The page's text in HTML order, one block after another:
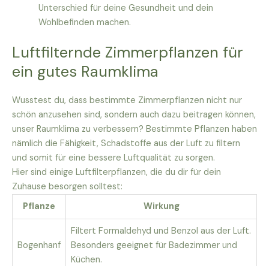
Unterschied für deine Gesundheit und dein
Wohlbefinden machen.
Luftfilternde Zimmerpflanzen für
ein gutes Raumklima
Wusstest du, dass bestimmte Zimmerpflanzen nicht nur
schön anzusehen sind, sondern auch dazu beitragen können,
unser Raumklima zu verbessern? Bestimmte Pflanzen haben
nämlich die Fähigkeit, Schadstoffe aus der Luft zu filtern
und somit für eine bessere Luftqualität zu sorgen.
Hier sind einige Luftfilterpflanzen, die du dir für dein
Zuhause besorgen solltest:
Pflanze
Wirkung
Bogenhanf
Filtert Formaldehyd und Benzol aus der Luft.
Besonders geeignet für Badezimmer und
Küchen.